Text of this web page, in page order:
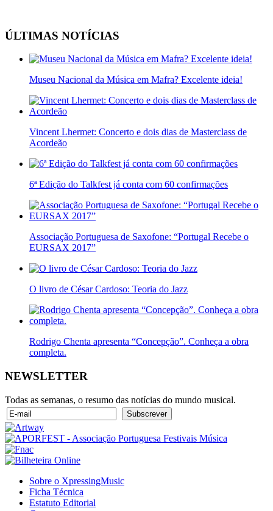
ÚLTIMAS NOTÍCIAS
Museu Nacional da Música em Mafra? Excelente ideia!
Vincent Lhermet: Concerto e dois dias de Masterclass de
Acordeão
6ª Edição do Talkfest já conta com 60 confirmações
Associação Portuguesa de Saxofone: “Portugal Recebe o
EURSAX 2017”
O livro de César Cardoso: Teoria do Jazz
Rodrigo Chenta apresenta “Concepção”. Conheça a obra
completa.
NEWSLETTER
Todas as semanas, o resumo das notícias do mundo musical.
Sobre o XpressingMusic
Ficha Técnica
Estatuto Editorial